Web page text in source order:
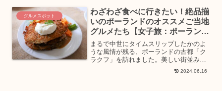
のクッキーがあります。お...
グルメスポット
わざわざ食べに行きたい！絶品揃
いのポーランドのオススメご当地
グルメたち【女子旅：ポーラン
ド】
まるで中世にタイムスリップしたかのよ
うな風情が残る、ポーランドの古都「ク
ラクフ」を訪れました。美しい街並み、
歴史を感じられる様々な様式の建物や調
度品、美味しいご当地グルメや伝統のレ
2024.06.16